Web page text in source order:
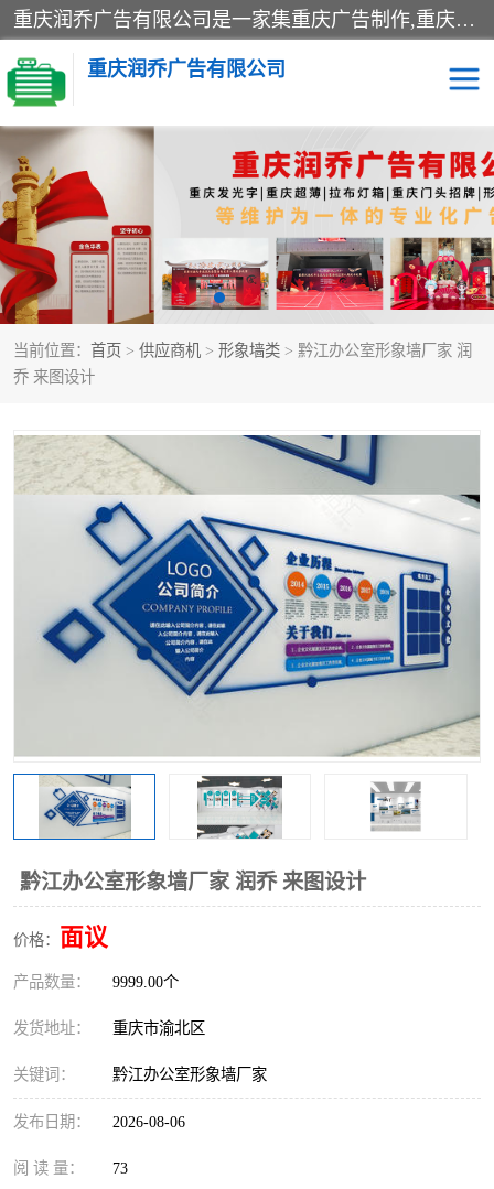
重庆润乔广告有限公司是一家集重庆广告制作,重庆标识标牌,亚克力发光字,led发光字,树脂发光字,超薄灯箱,拉布灯箱,吸塑灯箱,门头招牌,企业形象墙,写真喷绘,x展架,拉网展架,广告展架,条幅,锦旗设计,制作,施工,维护为一体的专业化广告公司.
重庆润乔广告有限公司
当前位置： 首页 > 供应商机 > 形象墙类 > 黔江办公室形象墙厂家 润
乔 来图设计
黔江办公室形象墙厂家 润乔 来图设计
价格： 面议
产品数量： 9999.00个
发货地址： 重庆市渝北区
关键词： 黔江办公室形象墙厂家
发布日期： 2026-08-06
阅 读 量： 73
招牌类 发光字类
灯箱类 形象墙类
标识标牌类 写真喷绘类
展架 条幅